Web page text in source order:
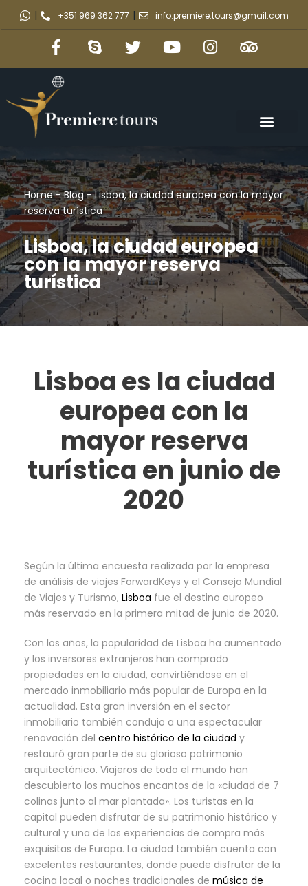
| +351 969 362 777 | info.premiere.tours@gmail.com
Home-Blog-Lisboa, la ciudad europea con la mayor
reserva turística
Lisboa, la ciudad europea
con la mayor reserva
turística
Lisboa es la ciudad
europea con la
mayor reserva
turística en junio de
2020
Según la última encuesta realizada por la empresa
de análisis de viajes ForwardKeys y el Consejo Mundial
de Viajes y Turismo, Lisboa fue el destino europeo
más reservado en la primera mitad de junio de 2020.
Con los años, la popularidad de Lisboa ha aumentado
y los inversores extranjeros han comprado
propiedades en la ciudad, convirtiéndose en el
mercado inmobiliario más popular de Europa en la
actualidad. Esta gran inversión en el sector
inmobiliario también condujo a una espectacular
renovación del centro histórico de la ciudad y
restauró gran parte de su glorioso patrimonio
arquitectónico. Viajeros de todo el mundo han
descubierto los muchos encantos de la «ciudad de 7
colinas junto al mar plantada». Los turistas en la
capital pueden disfrutar de su patrimonio histórico y
cultural y una de las experiencias de compra más
exquisitas de Europa. La ciudad también cuenta con
excelentes restaurantes, donde puede disfrutar de la
cocina local o noches tradicionales de música de